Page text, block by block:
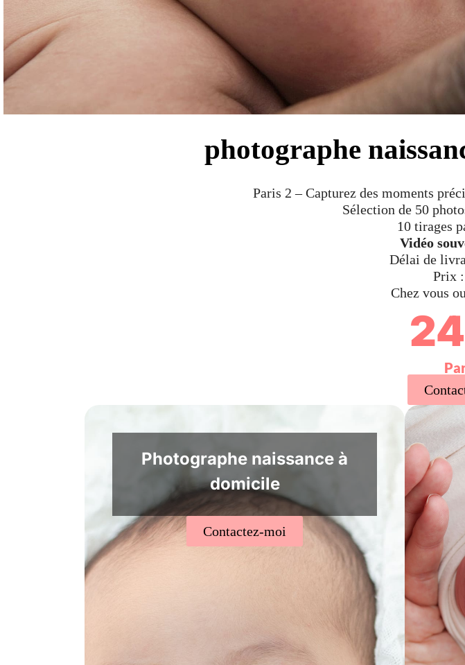
photographe
Paris 2 – Capturez des moments
Sélection de 50
10 tirages
Vidéo
Délai de
Prix
Chez vous
Photographe naissance à
domicile
Contactez-moi